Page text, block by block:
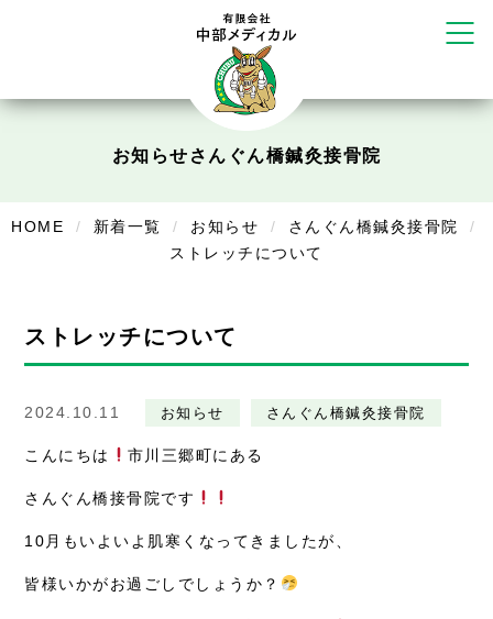
塚店
デイサービスあやめ
美容
美容鍼・コルギ
お知らせ
症例別施術
お知らせ さんぐん橋鍼灸接骨院
HOME 新着一覧 お知らせ
さんぐん橋鍼灸接骨院
ストレッチについて
ストレッチについて
2024.10.11 お知らせ さんぐん橋鍼灸接骨院
こんにちは 市川三郷町にある
さんぐん橋接骨院です
10月もいよいよ肌寒くなってきましたが、
皆様いかがお過ごしでしょうか？